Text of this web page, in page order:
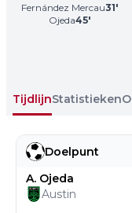
Fernández Mercau31'
Ojeda45'
TijdlijnStatistieken
Doelpunt
A. Ojeda
Austin